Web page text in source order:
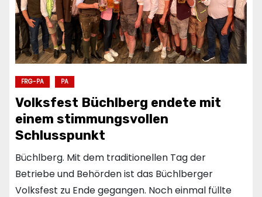
FRG-PA PA
Volksfest Büchlberg endete mit
einem stimmungsvollen
Schlusspunkt
Büchlberg. Mit dem traditionellen Tag der
Betriebe und Behörden ist das Büchlberger
Volksfest zu Ende gegangen. Noch einmal füllte